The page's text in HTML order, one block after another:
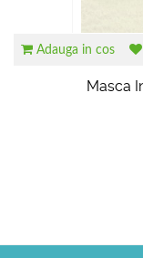
Adauga in cos
Masca